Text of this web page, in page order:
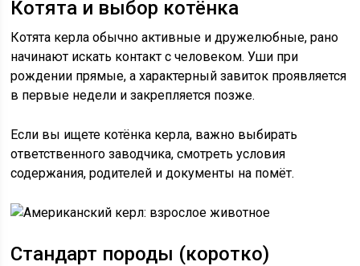
Котята и выбор котёнка
Котята керла обычно активные и дружелюбные, рано
начинают искать контакт с человеком. Уши при
рождении прямые, а характерный завиток проявляется
в первые недели и закрепляется позже.
Если вы ищете котёнка керла, важно выбирать
ответственного заводчика, смотреть условия
содержания, родителей и документы на помёт.
Стандарт породы (коротко)